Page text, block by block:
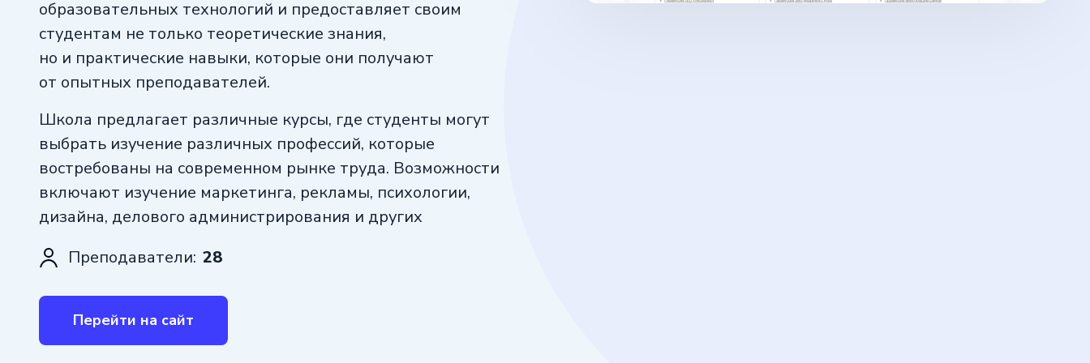
образовательных технологий и предоставляет своим
студентам не только теоретические знания,
но и практические навыки, которые они получают
от опытных преподавателей.
Школа предлагает различные курсы, где студенты могут
выбрать изучение различных профессий, которые
востребованы на современном рынке труда. Возможности
включают изучение маркетинга, рекламы, психологии,
дизайна, делового администрирования и других
вы получите все необходимые навыки и знания для
работы в различных медиа-сферах. Они обладают
многолетним практическим опытом и обширными
Преподаватели: 28
Перейти на сайт